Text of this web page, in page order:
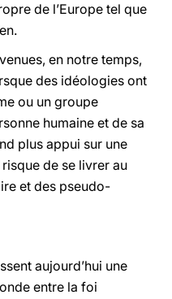
de l’Europe tel que
en notre temps,
des idéologies ont
ou un groupe
humaine et de sa
plus appui sur une
de se livrer au
et des pseudo-
aujourd’hui une
entre la foi